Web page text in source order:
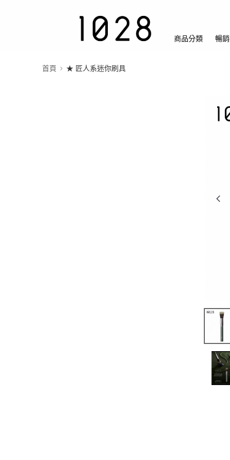
商品分類 暢
首頁 ★ 匠人系迷你刷具